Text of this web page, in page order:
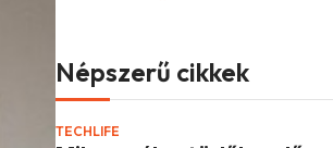
Népszerű cikkek
TECHLIFE